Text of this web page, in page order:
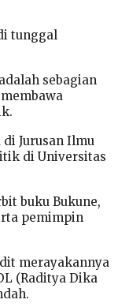
tunggal
sebagian
Jurusan Ilmu
di Universitas
buku Bukune,
pemimpin
merayakannya
(Raditya Dika